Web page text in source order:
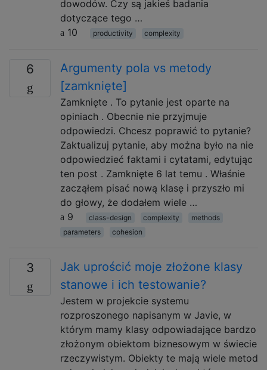
dowodów. Czy są jakieś badania
dotyczące tego …
10
productivity complexity
6
Argumenty pola vs metody
[zamknięte]
Zamknięte . To pytanie jest oparte na
opiniach . Obecnie nie przyjmuje
odpowiedzi. Chcesz poprawić to pytanie?
Zaktualizuj pytanie, aby można było na nie
odpowiedzieć faktami i cytatami, edytując
ten post . Zamknięte 6 lat temu . Właśnie
zacząłem pisać nową klasę i przyszło mi
do głowy, że dodałem wiele …
9
class-design complexity
methods
parameters
cohesion
3
Jak uprościć moje złożone klasy
stanowe i ich testowanie?
Jestem w projekcie systemu
rozproszonego napisanym w Javie, w
którym mamy klasy odpowiadające bardzo
złożonym obiektom biznesowym w świecie
rzeczywistym. Obiekty te mają wiele metod